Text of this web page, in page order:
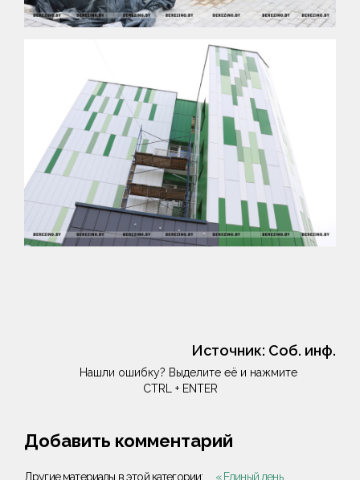
Источник: Соб. инф.
Нашли ошибку? Выделите её и нажмите
CTRL + ENTER
Добавить комментарий
Другие материалы в этой категории: « Единый день